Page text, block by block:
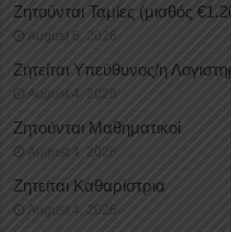
Ζητούνται Ταμίες (μισθός
August 5, 2026
Ζητείται Υπεύθυνος/η
August 4, 2026
Ζητούνται Μαθηματικοί
August 4, 2026
Ζητείται Καθαρίστρια
August 4, 2026